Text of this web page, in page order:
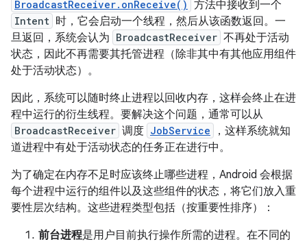
BroadcastReceiver.onReceive() 方法中接收到一个
Intent 时，它会启动一个线程，然后从该函数返回。一
旦返回，系统会认为 BroadcastReceiver 不再处于活动
状态，因此不再需要其托管进程（除非其中有其他应用组件
处于活动状态）。
因此，系统可以随时终止进程以回收内存，这样会终止在进
程中运行的衍生线程。要解决这个问题，通常可以从
BroadcastReceiver 调度 JobService
，这样系统就知
道进程中有处于活动状态的任务正在进行中。
为了确定在内存不足时应该终止哪些进程，Android 会根据
每个进程中运行的组件以及这些组件的状态，将它们放入重
要性层次结构。这些进程类型包括（按重要性排序）：
前台进程是用户目前执行操作所需的进程。在不同的